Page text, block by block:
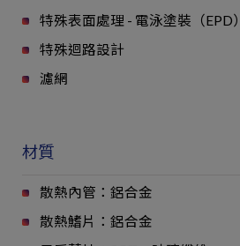
特殊表面處理 - 電泳塗裝（EPD）
特殊迴路設計
濾網
材質
散熱內管：鋁合金
散熱鰭片：鋁合金